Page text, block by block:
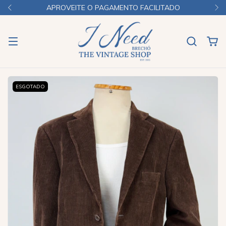
APROVEITE O PAGAMENTO FACILITADO
ESGOTADO